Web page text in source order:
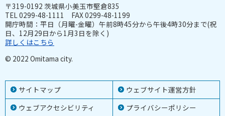
サイトマップ
ウェブサイト運営方針
ウェブアクセシビリティ
プライバシーポリシー
〒319-0192 茨城県小美玉市堅倉835
TEL 0299-48-1111 FAX 0299-48-1199
開庁時間：平日（月曜-金曜）午前8時45分から午後4時30分まで(祝
日、12月29日から1月3日を除く)
詳しくはこちら
© 2022 Omitama city.